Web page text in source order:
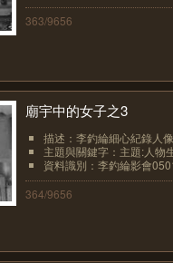
363/9656
廟宇中的女子之3
描述：李釣綸細心紀錄人
主題與關鍵字：主題:人物
資料識別：李釣綸影會
364/9656